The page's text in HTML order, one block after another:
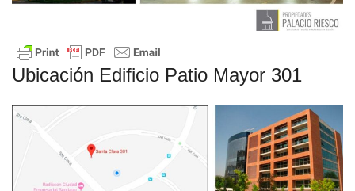
Ubicación Edificio Patio Mayor 301